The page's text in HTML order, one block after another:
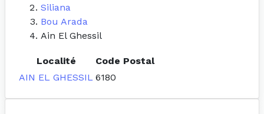
Siliana
Bou Arada
Ain El Ghessil
Localité
Code Postal
AIN EL GHESSIL 6180